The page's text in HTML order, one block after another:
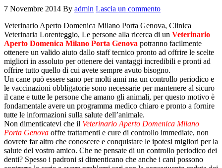
7 Novembre 2014 By admin Lascia un commento
Veterinario Aperto Domenica Milano Porta Genova, Clinica
Veterinaria Lorenteggio, Le persone alla ricerca di un Veterinario
Aperto Domenica Milano Porta Genova potranno facilmente
ottenere un valido aiuto dallo staff tecnico pronto ad offrire le scelte
migliori in assoluto per ottenere dei vantaggi incredibili e pronti ad
offrire tutto quello di cui avete sempre avuto bisogno.
Un cane può essere sano per molti anni ma un controllo periodico e
le vaccinazioni obbligatorie sono necessarie per mantenere al sicuro
il cane e tutte le persone che amano gli animali, per questo motivo è
fondamentale avere un programma medico chiaro e pronto a fornire
tutte le informazioni sulla salute dell’animale.
Non dimenticatevi che il Veterinario Aperto Domenica Milano
Porta Genova offre trattamenti e cure di controllo immediate, non
dovrete far altro che conoscere e conquistare le ipotesi migliori per la
salute del vostro amico. Che ne pensate di un controllo periodico dei
denti? Spesso i padroni si dimenticano che anche i cani possono